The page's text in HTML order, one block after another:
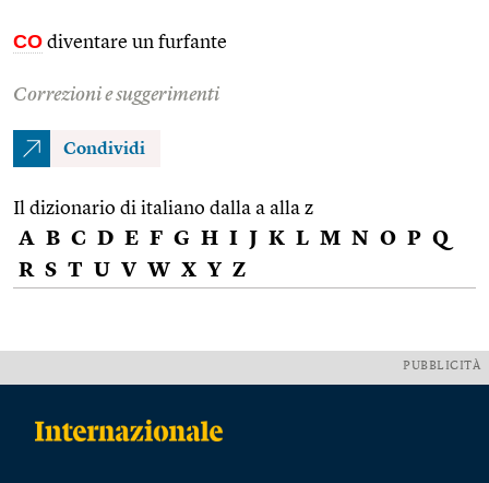
CO diventare un furfante
Correzioni e suggerimenti
Condividi
Il dizionario di italiano dalla a alla z
A B C D E F G H I J K L M N O P Q
R S T U V W X Y Z
PUBBLICITÀ